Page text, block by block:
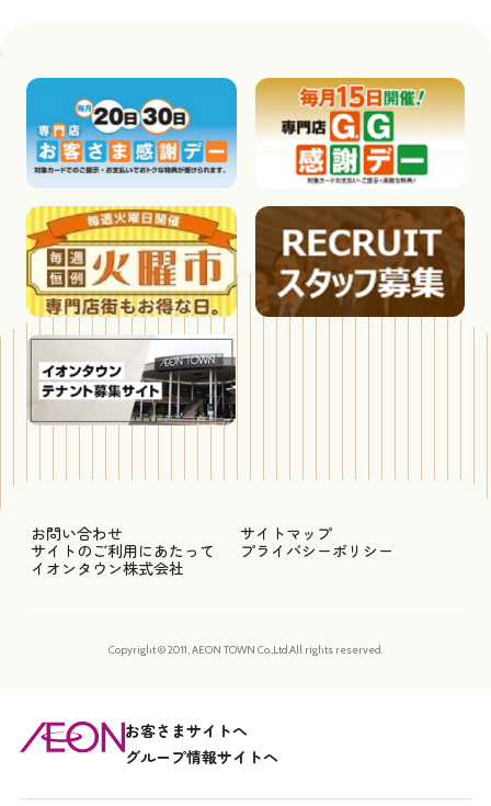
お問い合わせ
サイトマップ
サイトのご利用にあたって
プライバシーポリシー
イオンタウン株式会社
Copyright © 2011, AEON TOWN Co.,Ltd.All rights reserved.
お客さまサイトへ
グループ情報サイトへ